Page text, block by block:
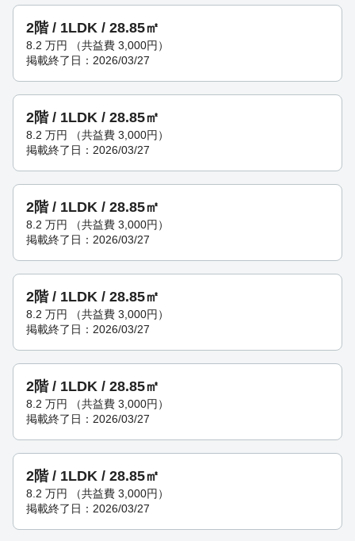
2階 / 1LDK / 28.85㎡
8.2 万円 （共益費 3,000円）
掲載終了日：2026/03/27
2階 / 1LDK / 28.85㎡
8.2 万円 （共益費 3,000円）
掲載終了日：2026/03/27
2階 / 1LDK / 28.85㎡
8.2 万円 （共益費 3,000円）
掲載終了日：2026/03/27
2階 / 1LDK / 28.85㎡
8.2 万円 （共益費 3,000円）
掲載終了日：2026/03/27
2階 / 1LDK / 28.85㎡
8.2 万円 （共益費 3,000円）
掲載終了日：2026/03/27
2階 / 1LDK / 28.85㎡
8.2 万円 （共益費 3,000円）
掲載終了日：2026/03/27